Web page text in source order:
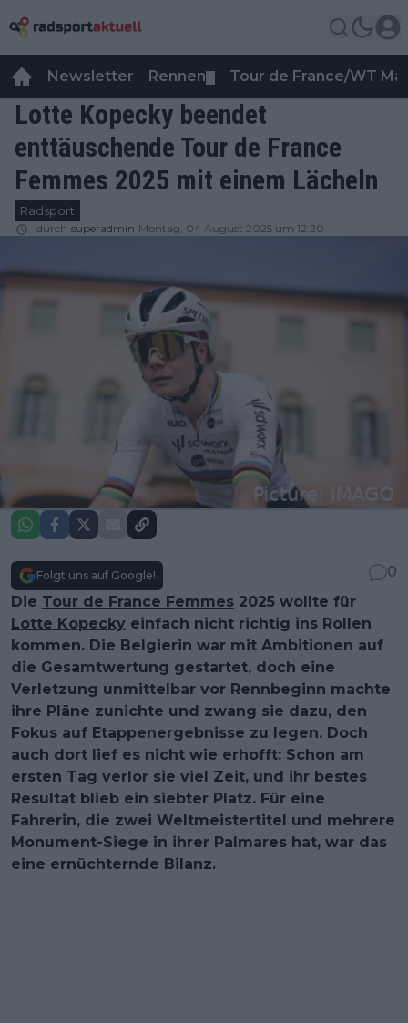
Newsletter Rennen Tour de France/WT
Lotte Kopecky beendet
enttäuschende Tour de France
Femmes 2025 mit einem Lächeln
Radsport
durch superadmin Montag, 04 August 2025 um 12:20
Folgt uns auf Google!
0
Die Tour de France Femmes 2025 wollte für
Lotte Kopecky einfach nicht richtig ins Rollen
kommen. Die Belgierin war mit Ambitionen auf
die Gesamtwertung gestartet, doch eine
Verletzung unmittelbar vor Rennbeginn machte
ihre Pläne zunichte und zwang sie dazu, den
Fokus auf Etappenergebnisse zu legen. Doch
auch dort lief es nicht wie erhofft: Schon am
ersten Tag verlor sie viel Zeit, und ihr bestes
Resultat blieb ein siebter Platz. Für eine
Fahrerin, die zwei Weltmeistertitel und mehrere
Monument-Siege in ihrer Palmares hat, war das
eine ernüchternde Bilanz.